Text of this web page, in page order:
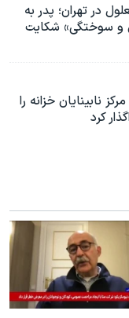
در تهران؛ پدر به
و سوختگی» شکایت
نابینایان خزانه را
کرد